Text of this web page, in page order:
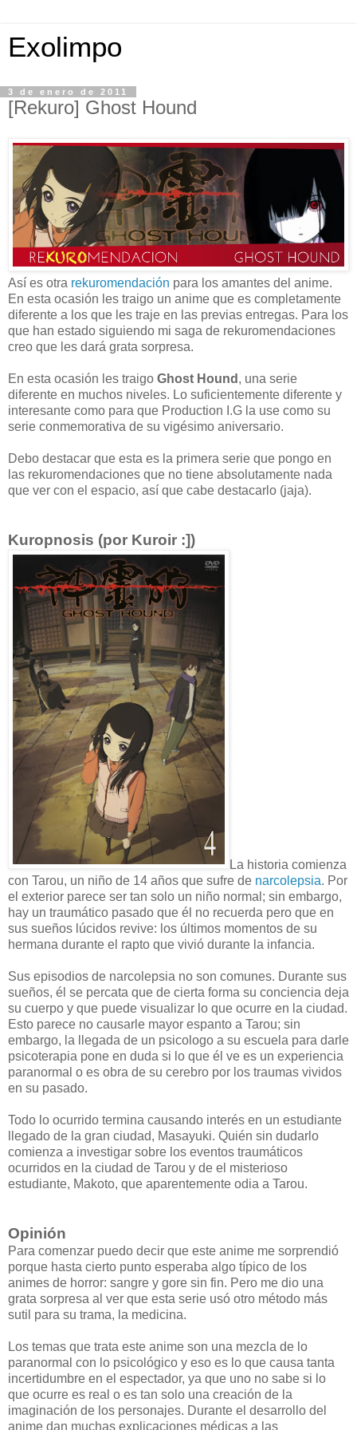
Exolimpo
3 de enero de 2011
[Rekuro] Ghost Hound
Así es otra rekuromendación para los amantes del anime.
En esta ocasión les traigo un anime que es completamente
diferente a los que les traje en las previas entregas. Para los
que han estado siguiendo mi saga de rekuromendaciones
creo que les dará grata sorpresa.
En esta ocasión les traigo Ghost Hound , una serie
diferente en muchos niveles. Lo suficientemente diferente y
interesante como para que Production I.G la use como su
serie conmemorativa de su vigésimo aniversario.
Debo destacar que esta es la primera serie que pongo en
las rekuromendaciones que no tiene absolutamente nada
que ver con el espacio, así que cabe destacarlo (jaja).
Kuropnosis (por Kuroir :])
La historia comienza
con Tarou, un niño de 14 años que sufre de narcolepsia. Por
el exterior parece ser tan solo un niño normal; sin embargo,
hay un traumático pasado que él no recuerda pero que en
sus sueños lúcidos revive: los últimos momentos de su
hermana durante el rapto que vivió durante la infancia.
Sus episodios de narcolepsia no son comunes. Durante sus
sueños, él se percata que de cierta forma su conciencia deja
su cuerpo y que puede visualizar lo que ocurre en la ciudad.
Esto parece no causarle mayor espanto a Tarou; sin
embargo, la llegada de un psicologo a su escuela para darle
psicoterapia pone en duda si lo que él ve es un experiencia
paranormal o es obra de su cerebro por los traumas vividos
en su pasado.
Todo lo ocurrido termina causando interés en un estudiante
llegado de la gran ciudad, Masayuki. Quién sin dudarlo
comienza a investigar sobre los eventos traumáticos
ocurridos en la ciudad de Tarou y de el misterioso
estudiante, Makoto, que aparentemente odia a Tarou.
Opinión
Para comenzar puedo decir que este anime me sorprendió
porque hasta cierto punto esperaba algo típico de los
animes de horror: sangre y gore sin fin. Pero me dio una
grata sorpresa al ver que esta serie usó otro método más
sutil para su trama, la medicina.
Los temas que trata este anime son una mezcla de lo
paranormal con lo psicológico y eso es lo que causa tanta
incertidumbre en el espectador, ya que uno no sabe si lo
que ocurre es real o es tan solo una creación de la
imaginación de los personajes. Durante el desarrollo del
anime dan muchas explicaciones médicas a las